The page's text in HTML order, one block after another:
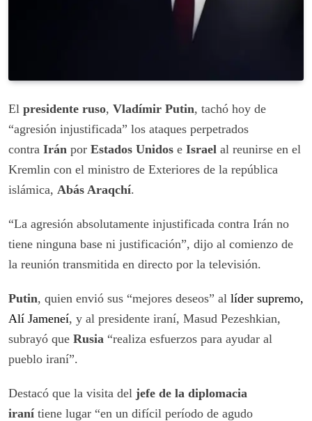
El presidente ruso, Vladímir Putin, tachó hoy de
“agresión injustificada” los ataques perpetrados
contra Irán por Estados Unidos e Israel al reunirse en el
Kremlin con el ministro de Exteriores de la república
islámica, Abás Araqchí.
“La agresión absolutamente injustificada contra Irán no
tiene ninguna base ni justificación”, dijo al comienzo de
la reunión transmitida en directo por la televisión.
Putin, quien envió sus “mejores deseos” al líder supremo,
Alí Jameneí, y al presidente iraní, Masud Pezeshkian,
subrayó que Rusia “realiza esfuerzos para ayudar al
pueblo iraní”.
Destacó que la visita del jefe de la diplomacia
iraní tiene lugar “en un difícil período de agudo